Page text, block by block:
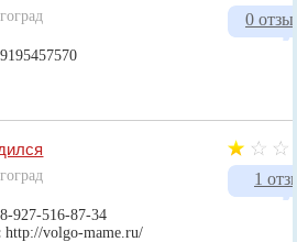
0
9195457570
1
8-927-516-87-34
http://volgo-mame.ru/